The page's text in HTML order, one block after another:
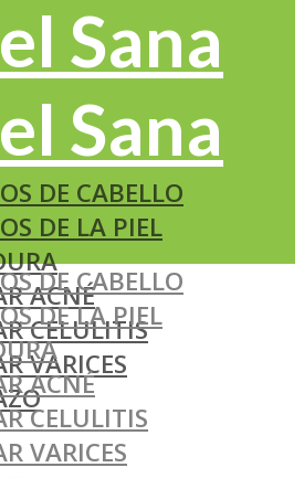
DE CABELLO
DE LA PIEL
ACNÉ
CELULITIS
VARICES
DE CABELLO
DE LA PIEL
ACNÉ
CELULITIS
VARICES